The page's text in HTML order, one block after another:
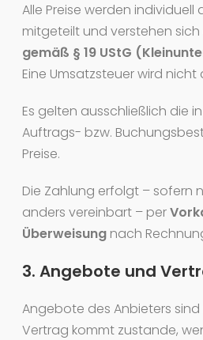
Alle Preise werden individuell
mitgeteilt und verstehen sich
gemäß § 19 UStG
Eine Umsatzsteuer wird nicht
Es gelten ausschließlich die
Auftrags- bzw.
Preise.
Die Zahlung erfolgt – sofern
anders vereinbart – per
Überweisung nach
3. Angebote und
Angebote des Anbieters sind
Vertrag kommt zustande,